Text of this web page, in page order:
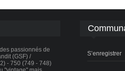
passionnés de
(GSF) /
- 750 (749 - 748)
S’enregistrer